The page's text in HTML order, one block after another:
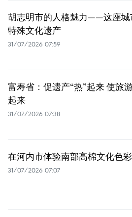
胡志明市的人格魅力——这座城
特殊文化遗产
31/07/2026 07:59
富寿省：促遗产“热”起来 使旅
起来
31/07/2026 07:38
在河内市体验南部高棉文化色彩
31/07/2026 07:07